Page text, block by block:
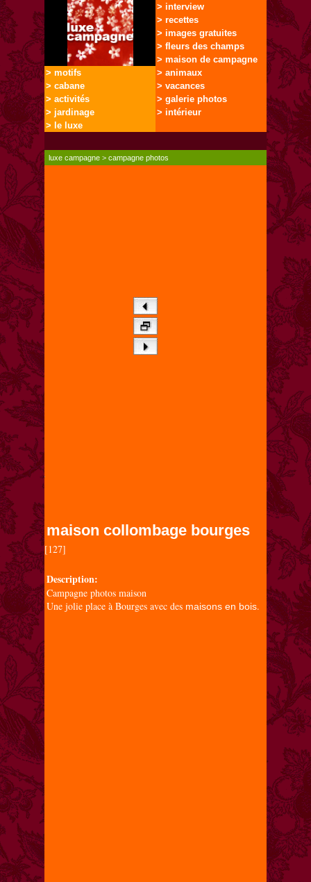
> interview
> recettes
> images gratuites
> fleurs des champs
> maison de campagne
> motifs
> cabane
> activités
> jardinage
> le luxe
> animaux
> vacances
> galerie photos
> intérieur
luxe campagne >campagne photos
maison collombage bourges
[127]
Description:
Campagne photos maison
Une jolie place à Bourges avec des maisons en bois.